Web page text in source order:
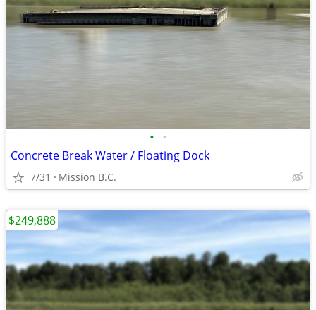
• •
Concrete Break Water / Floating Dock
7/31 Mission B.C.
$249,888